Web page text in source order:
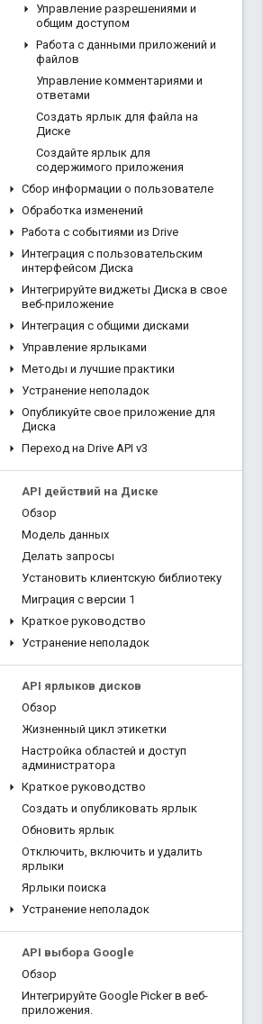
Управление разрешениями и
общим доступом
Работа с данными приложений и
файлов
Управление комментариями и
ответами
Создать ярлык для файла на
Диске
Создайте ярлык для
содержимого приложения
Сбор информации о пользователе
Обработка изменений
Работа с событиями из Drive
Интеграция с пользовательским
интерфейсом Диска
Интегрируйте виджеты Диска в свое
веб-приложение
Интеграция с общими дисками
Управление ярлыками
Методы и лучшие практики
Устранение неполадок
Опубликуйте свое приложение для
Диска
Переход на Drive API v3
API действий на Диске
Обзор
Модель данных
Делать запросы
Установить клиентскую библиотеку
Миграция с версии 1
Краткое руководство
Устранение неполадок
API ярлыков дисков
Обзор
Жизненный цикл этикетки
Настройка областей и доступ
администратора
Краткое руководство
Создать и опубликовать ярлык
Обновить ярлык
Отключить, включить и удалить
ярлыки
Ярлыки поиска
Устранение неполадок
API выбора Google
Обзор
Интегрируйте Google Picker в веб-
приложения.